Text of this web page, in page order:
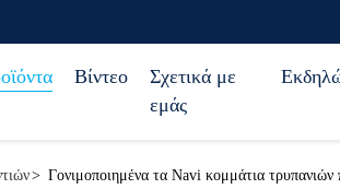
Βίντεο
Σχετικά με
εμάς
> Γονιμοποιημένα τα Navi κομμάτια τρυπανιών